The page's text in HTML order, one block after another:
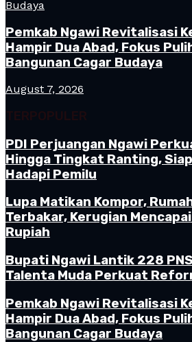
Pemkab Ngawi Revitalisasi
Hampir Dua Abad, Fokus
Bangunan Cagar Budaya
August 7, 2026
TERPOPULER
PDI Perjuangan Ngawi
Hingga Tingkat Ranting,
Hadapi Pemilu
Lupa Matikan Kompor,
Terbakar, Kerugian
Rupiah
Bupati Ngawi Lantik 228
Talenta Muda Perkuat
Pemkab Ngawi Revitalisasi
Hampir Dua Abad, Fokus
Bangunan Cagar Budaya